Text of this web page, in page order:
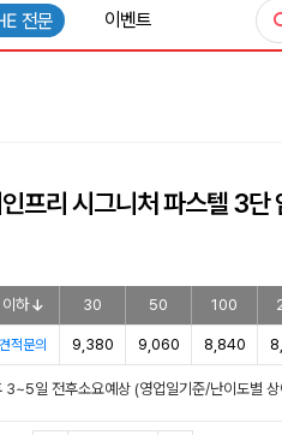
전문 이벤트
프리 시그니처 파스텔 3단
이하 30 50 100
견적문의 9,380 9,060 8,840
3~5일 전후소요예상 (영업일기준/난이도별 상